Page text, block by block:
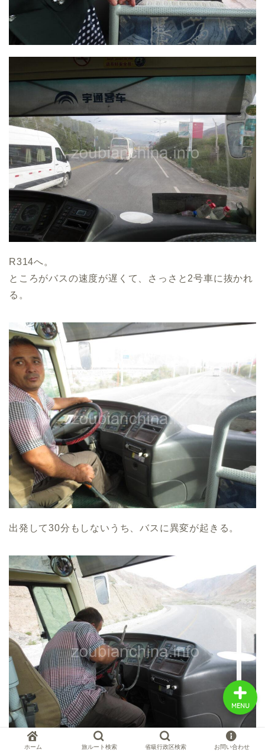
R314へ。
ところがバスの速度が遅くて、さっさと2号車に抜かれ
る。
出発して30分もしないうち、バスに異変が起きる。
ホーム 旅ルート検索 省級行政区検索 お問い合わせ
MENU
中国旅行の情報案内
中国麺ランキング